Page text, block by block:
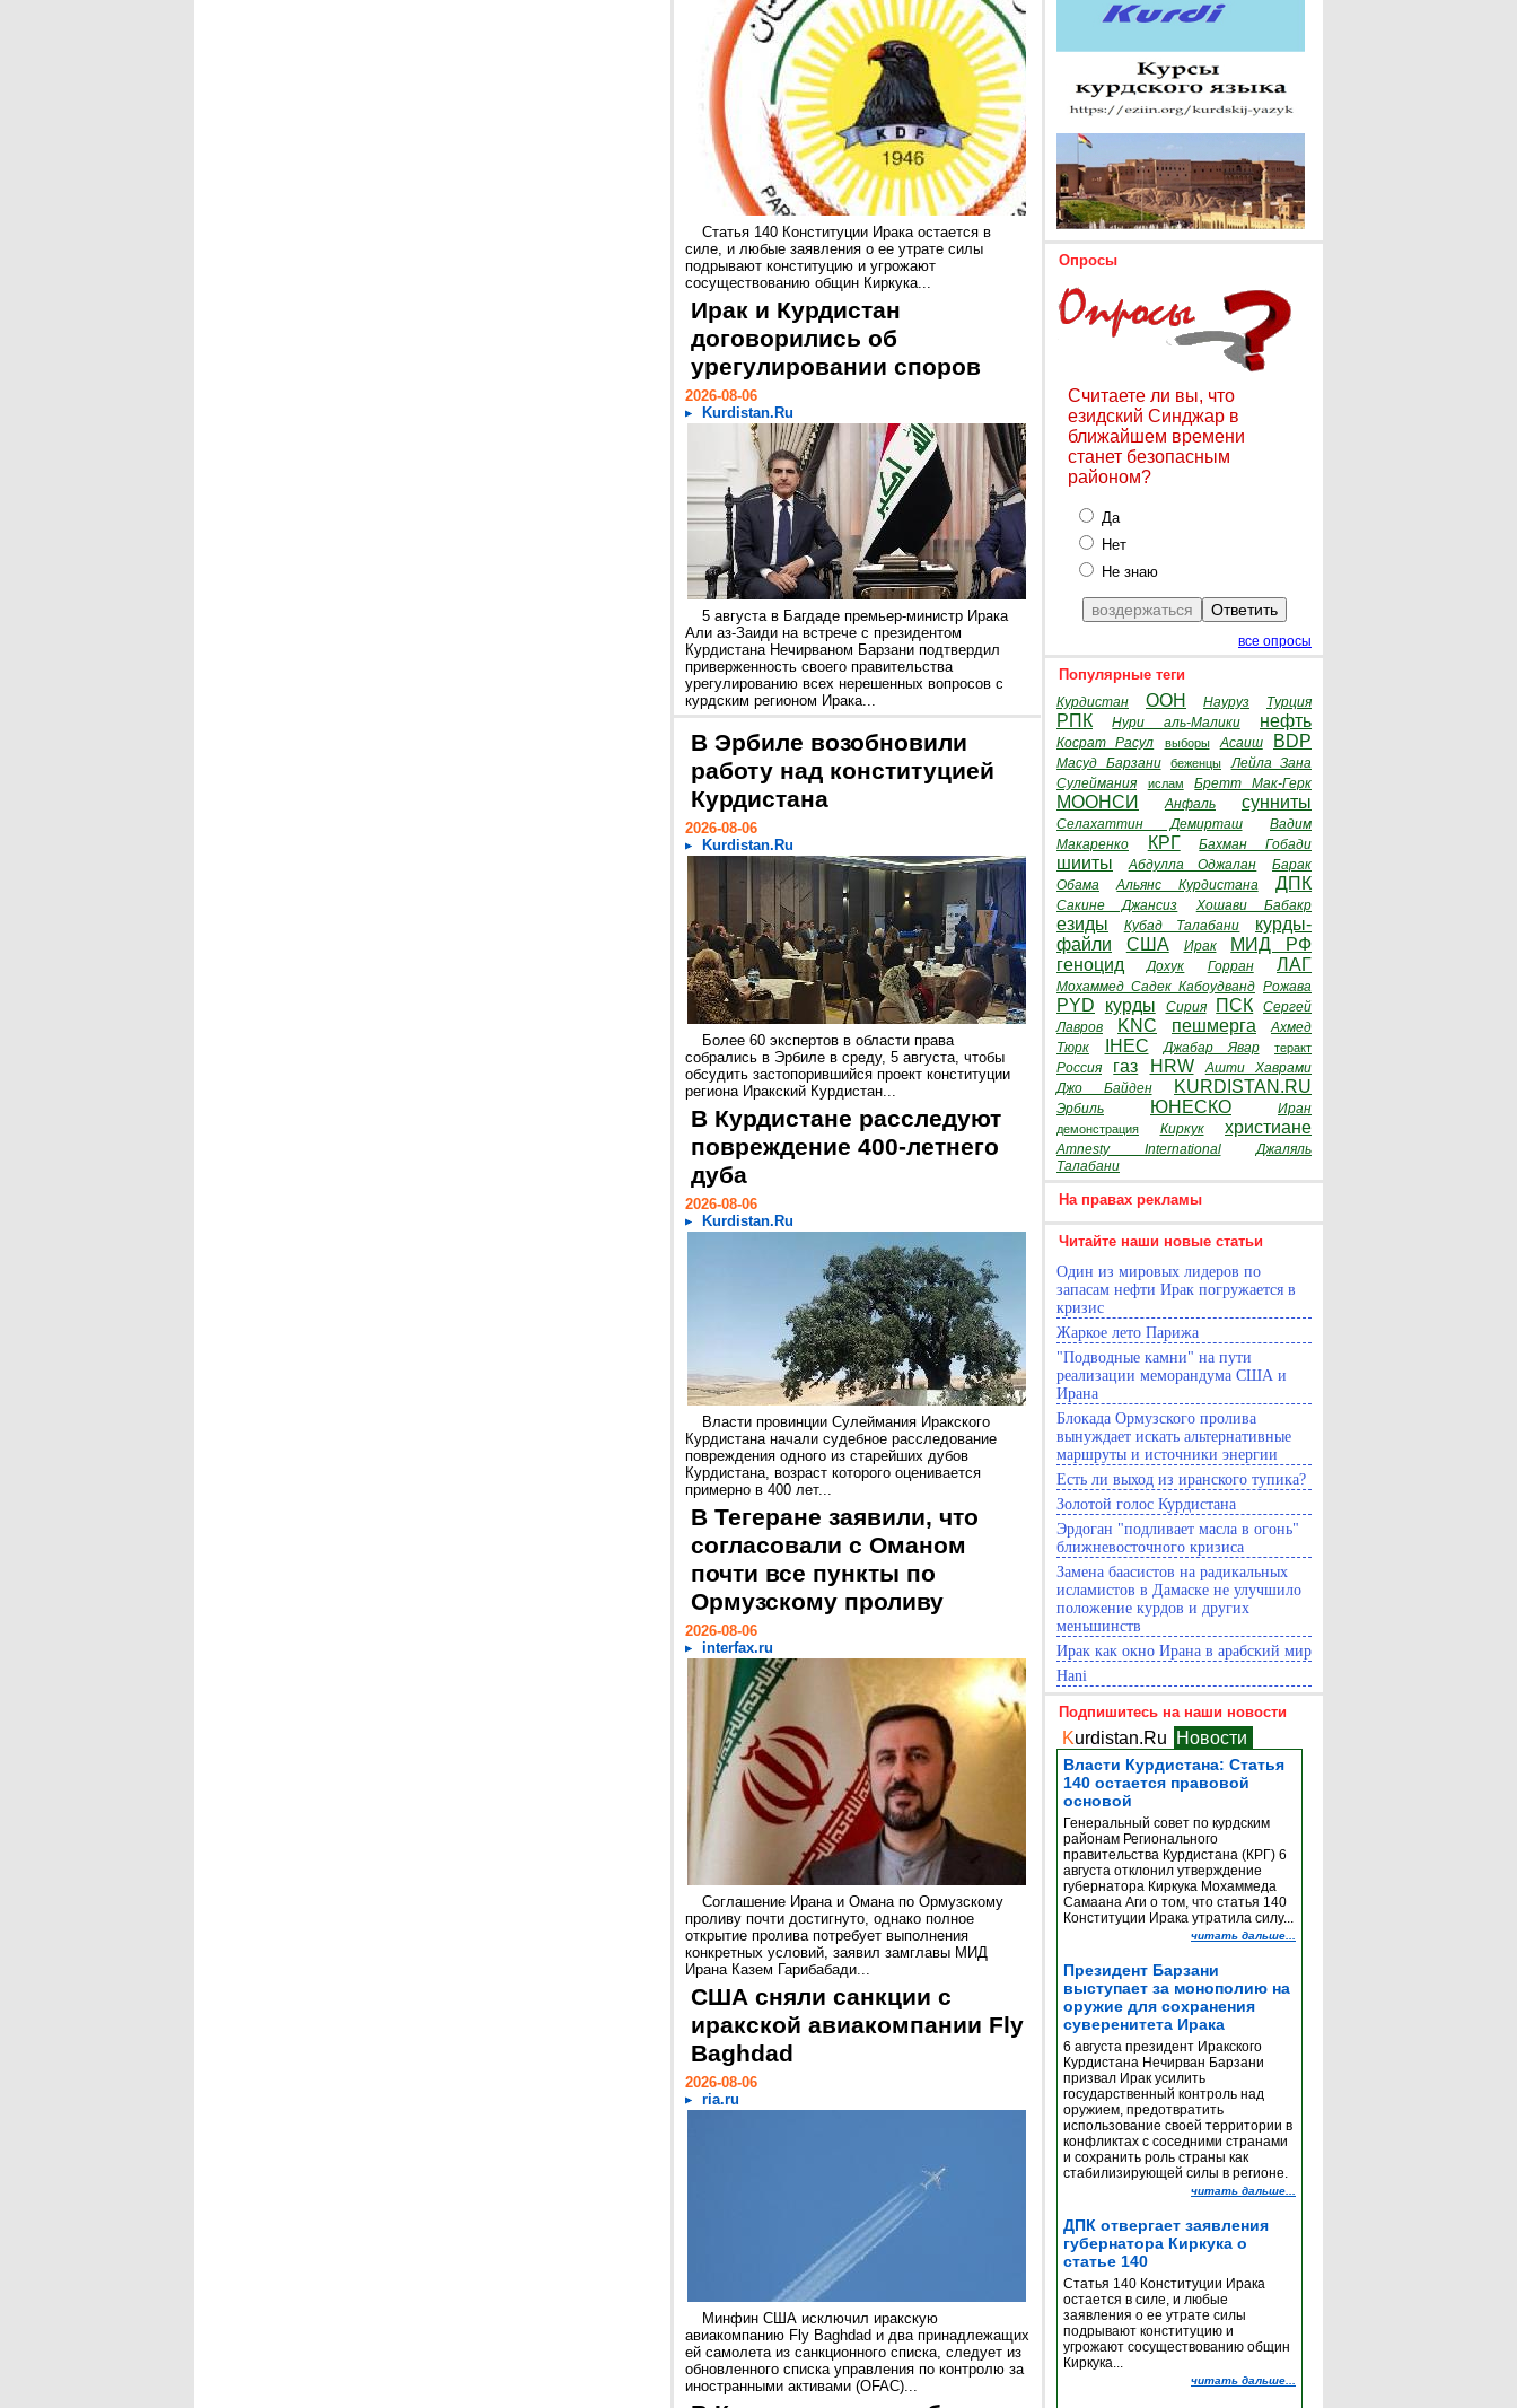
Статья 140 Конституции Ирака остается в
силе, и любые заявления о ее утрате силы
подрывают конституцию и угрожают
сосуществованию общин Киркука...
Ирак и Курдистан
договорились об
урегулировании споров
2026-08-06
Kurdistan.Ru
5 августа в Багдаде премьер-министр Ирака
Али аз-Заиди на встрече с президентом
Курдистана Нечирваном Барзани подтвердил
приверженность своего правительства
урегулированию всех нерешенных вопросов с
курдским регионом Ирака...
В Эрбиле возобновили
работу над конституцией
Курдистана
2026-08-06
Kurdistan.Ru
Более 60 экспертов в области права
собрались в Эрбиле в среду, 5 августа, чтобы
обсудить застопорившийся проект конституции
региона Иракский Курдистан...
В Курдистане расследуют
повреждение 400-летнего
дуба
2026-08-06
Kurdistan.Ru
Власти провинции Сулеймания Иракского
Курдистана начали судебное расследование
повреждения одного из старейших дубов
Курдистана, возраст которого оценивается
примерно в 400 лет...
В Тегеране заявили, что
согласовали с Оманом
почти все пункты по
Ормузскому проливу
2026-08-06
interfax.ru
Соглашение Ирана и Омана по Ормузскому
проливу почти достигнуто, однако полное
открытие пролива потребует выполнения
конкретных условий, заявил замглавы МИД
Ирана Казем Гарибабади...
США сняли санкции с
иракской авиакомпании Fly
Baghdad
2026-08-06
ria.ru
Минфин США исключил иракскую
авиакомпанию Fly Baghdad и два принадлежащих
ей самолета из санкционного списка, следует из
обновленного списка управления по контролю за
иностранными активами (OFAC)...
Опросы
Считаете ли вы, что
езидский Синджар в
ближайшем времени
станет безопасным
районом?
Да
Нет
Не знаю
все опросы
Популярные теги
Курдистан ООН Науруз Турция
РПК Нури аль-Малики нефть
Косрат Расул выборы Асаиш BDP
Масуд Барзани беженцы
Лейла Зана
Сулеймания
ислам Бретт Мак-Герк
МООНСИ Анфаль сунниты
Селахаттин Демирташ
Вадим
Макаренко
КРГ Бахман Гобади
шииты Абдулла Оджалан
Барак
Обама
Альянс Курдистана ДПК
Сакине Джансиз Хошави Бабакр
езиды Кубад Талабани
курды-
файли
США Ирак
МИД РФ
геноцид
Дохук Горран ЛАГ
Мохаммед Садек Кабоудванд Рожава
PYD курды Сирия ПСК
Сергей
Лавров
KNC пешмерга
Ахмед
Тюрк
IHEC Джабар Явар теракт
Россия газ HRW
Ашти Хаврами
Джо Байден
KURDISTAN.RU
Эрбиль ЮНЕСКО Иран
демонстрация Киркук христиане
Amnesty International
Джаляль
Талабани
На правах рекламы
Читайте наши новые статьи
Один из мировых лидеров по
запасам нефти Ирак погружается в
кризис
Жаркое лето Парижа
"Подводные камни" на пути
реализации меморандума США и
Ирана
Блокада Ормузского пролива
вынуждает искать альтернативные
маршруты и источники энергии
Есть ли выход из иранского тупика?
Золотой голос Курдистана
Эрдоган "подливает масла в огонь"
ближневосточного кризиса
Замена баасистов на радикальных
исламистов в Дамаске не улучшило
положение курдов и других
меньшинств
Ирак как окно Ирана в арабский мир
Hani
Подпишитесь на наши новости
Kurdistan.Ru Новости
Власти Курдистана: Статья
140 остается правовой
основой
Генеральный совет по курдским
районам Регионального
правительства Курдистана (КРГ) 6
августа отклонил утверждение
губернатора Киркука Мохаммеда
Самаана Аги о том, что статья 140
Конституции Ирака утратила силу...
читать дальше...
Президент Барзани
выступает за монополию на
оружие для сохранения
суверенитета Ирака
6 августа президент Иракского
Курдистана Нечирван Барзани
призвал Ирак усилить
государственный контроль над
оружием, предотвратить
использование своей территории в
конфликтах с соседними странами
и сохранить роль страны как
стабилизирующей силы в регионе.
читать дальше...
ДПК отвергает заявления
губернатора Киркука о
статье 140
Статья 140 Конституции Ирака
остается в силе, и любые
заявления о ее утрате силы
подрывают конституцию и
угрожают сосуществованию общин
Киркука...
читать дальше...